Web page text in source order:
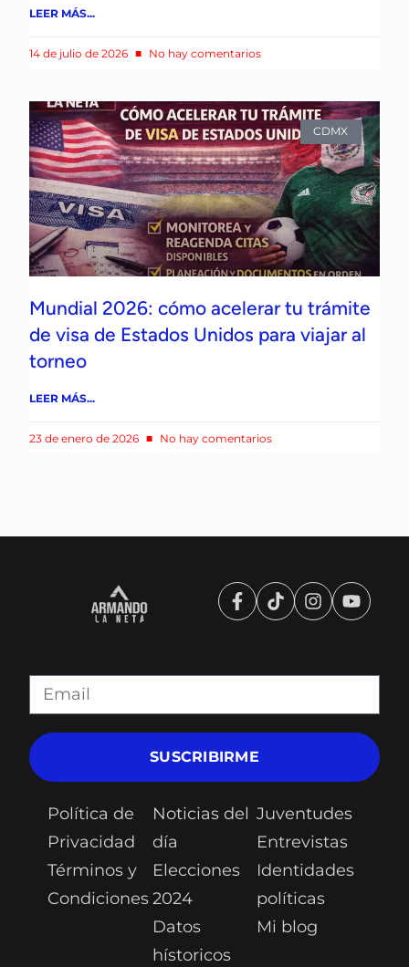
LEER MÁS...
14 de julio de 2026 No hay comentarios
CDMX
Mundial 2026: cómo acelerar tu trámite
de visa de Estados Unidos para viajar al
torneo
LEER MÁS...
23 de enero de 2026 No hay comentarios
SUSCRIBIRME
Política de
Privacidad
Términos y
Condiciones
Noticias del
día
Elecciones
2024
Datos
hístoricos
Juventudes
Entrevistas
Identidades
políticas
Mi blog